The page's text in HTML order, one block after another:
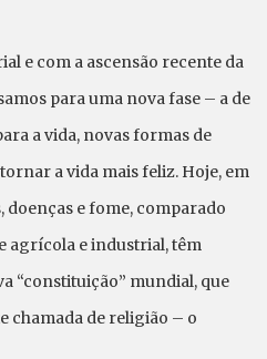
e com a ascensão recente da
para uma nova fase – a de
a vida, novas formas de
a vida mais feliz. Hoje, em
e fome, comparado
agrícola e industrial, têm
“constituição” mundial, que
chamada de religião – o